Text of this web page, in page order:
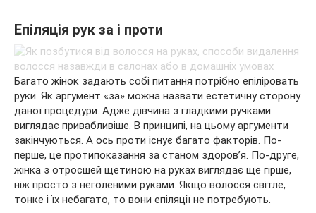
Епіляція рук за і проти
Багато жінок задають собі питання потрібно епіліровать
руки. Як аргумент «за» можна назвати естетичну сторону
даної процедури. Адже дівчина з гладкими ручками
виглядає привабливіше. В принципі, на цьому аргументи
закінчуються. А ось проти існує багато факторів. По-
перше, це протипоказання за станом здоров’я. По-друге,
жінка з отросшей щетиною на руках виглядає ще гірше,
ніж просто з неголеними руками. Якщо волосся світле,
тонке і їх небагато, то вони епіляції не потребують.